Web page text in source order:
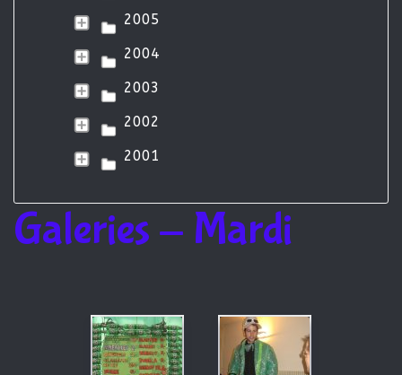
2005
2004
2003
2002
2001
Galeries - Mardi